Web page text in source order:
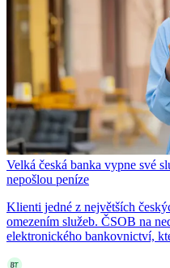
Velká česká banka vypne své
nepošlou peníze
Klienti jedné z největších
omezením služeb. ČSOB na
elektronického bankovnictví,